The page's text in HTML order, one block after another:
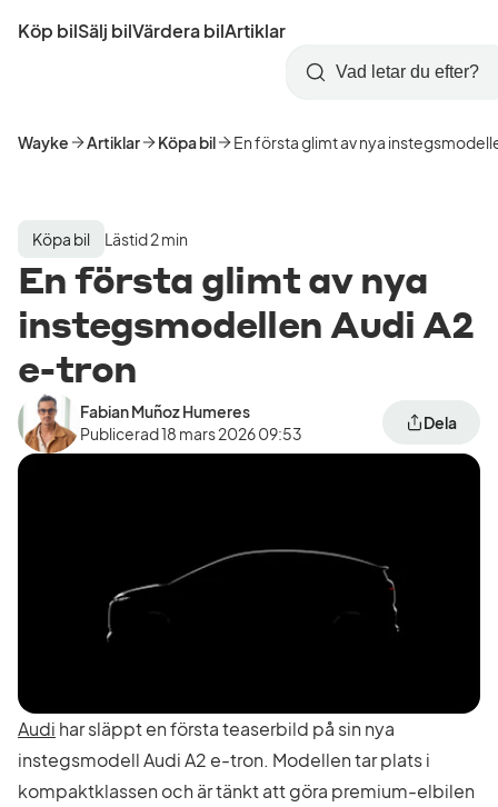
till
Startsida
Köp bilSälj bilVärdera bilArtiklar
Skapa
konto
Logga
in
Sök
Wayke Artiklar Köpa bil En första glimt av nya
Köpa bil Lästid 2 min
En första glimt av nya
instegsmodellen Audi A2
e-tron
Fabian Muñoz Humeres
Publicerad18 mars 2026 09:53
Dela
Audi har släppt en första teaserbild på sin nya
instegsmodell Audi A2 e-tron. Modellen tar plats i
kompaktklassen och är tänkt att göra premium-elbilen